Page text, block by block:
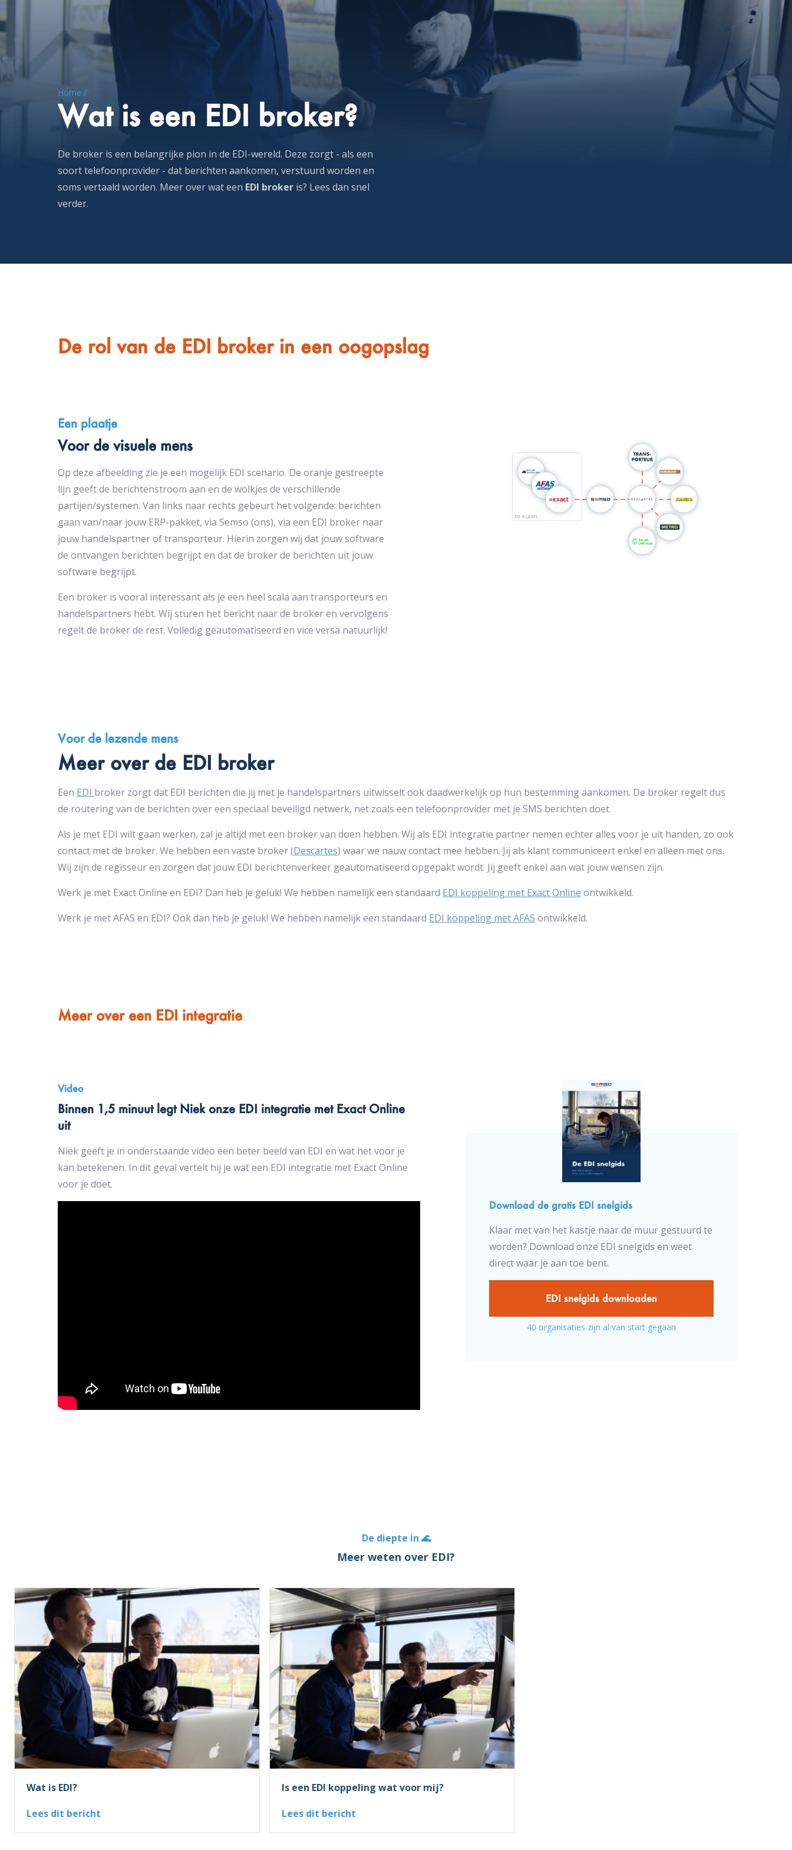
Home /
Wat is een EDI broker?
De broker is een belangrijke pion in de EDI-wereld. Deze zorgt - als een
soort telefoonprovider - dat berichten aankomen, verstuurd worden en
soms vertaald worden. Meer over wat een EDI broker is? Lees dan snel
verder.
De rol van de EDI broker in een oogopslag
Een plaatje
Voor de visuele mens
Op deze afbeelding zie je een mogelijk EDI scenario. De oranje gestreepte
lijn geeft de berichtenstroom aan en de wolkjes de verschillende
partijen/systemen. Van links naar rechts gebeurt het volgende: berichten
gaan van/naar jouw ERP-pakket, via Semso (ons), via een EDI broker naar
jouw handelspartner of transporteur. Hierin zorgen wij dat jouw software
de ontvangen berichten begrijpt en dat de broker de berichten uit jouw
software begrijpt.
Een broker is vooral interessant als je een heel scala aan transporteurs en
handelspartners hebt. Wij sturen het bericht naar de broker en vervolgens
regelt de broker de rest. Volledig geautomatiseerd en vice versa natuurlijk!
Voor de lezende mens
Meer over de EDI broker
Een EDI broker zorgt dat EDI berichten die jij met je handelspartners uitwisselt ook daadwerkelijk op hun bestemming aankomen. De broker regelt dus
de routering van de berichten over een speciaal beveiligd netwerk, net zoals een telefoonprovider met je SMS berichten doet.
Als je met EDI wilt gaan werken, zal je altijd met een broker van doen hebben. Wij als EDI integratie partner nemen echter alles voor je uit handen, zo ook
contact met de broker. We hebben een vaste broker (Descartes) waar we nauw contact mee hebben. Jij als klant communiceert enkel en alleen met ons.
Wij zijn de regisseur en zorgen dat jouw EDI berichtenverkeer geautomatiseerd opgepakt wordt. Jij geeft enkel aan wat jouw wensen zijn.
Werk je met Exact Online en EDI? Dan heb je geluk! We hebben namelijk een standaard EDI koppeling met Exact Online ontwikkeld.
Werk je met AFAS en EDI? Ook dan heb je geluk! We hebben namelijk een standaard EDI koppeling met AFAS ontwikkeld.
Meer over een EDI integratie
Video
Binnen 1,5 minuut legt Niek onze EDI integratie met Exact Online
uit
Niek geeft je in onderstaande video een beter beeld van EDI en wat het voor je
kan betekenen. In dit geval vertelt hij je wat een EDI integratie met Exact Online
voor je doet.
Download de gratis EDI snelgids
Klaar met van het kastje naar de muur gestuurd te
worden? Download onze EDI snelgids en weet
direct waar je aan toe bent.
EDI snelgids downloaden
40 organisaties zijn al van start gegaan
De diepte in 🌊
Meer weten over EDI?
Wat is EDI?
Lees dit bericht
Is een EDI koppeling wat voor mij?
Lees dit bericht